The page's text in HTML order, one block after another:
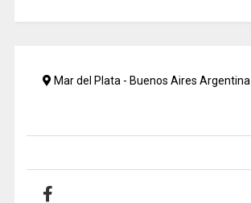
Mar del Plata - Buenos Aires Argentina